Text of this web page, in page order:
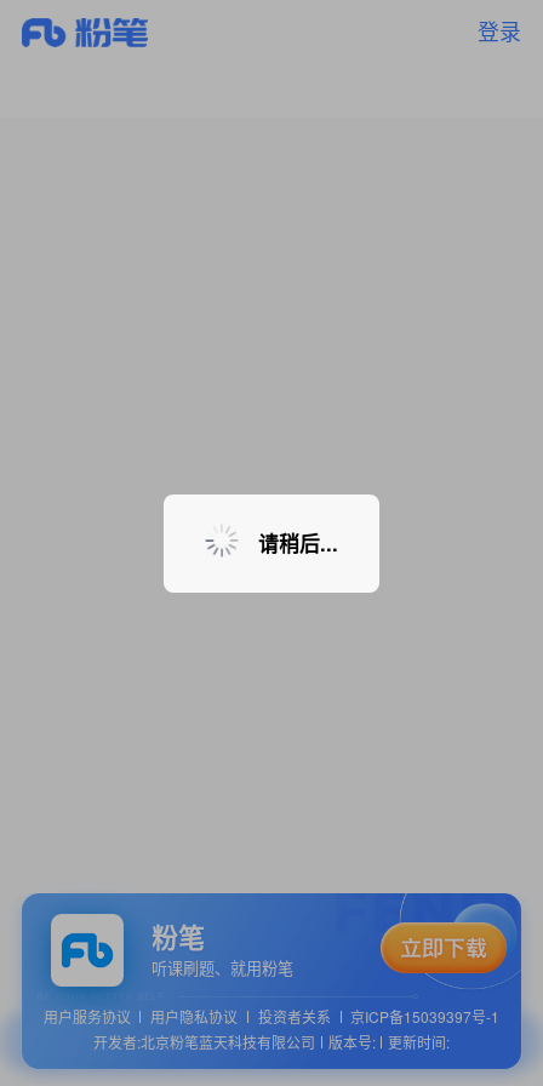
登录
暂无课程，敬请期待
粉笔
听课刷题、就用粉笔
用户服务协议 用户隐私协议 投资者关系
京ICP备15039397号-1
开发者:北京粉笔蓝天科技有限公司
版本号: 更新时间:
请稍后...